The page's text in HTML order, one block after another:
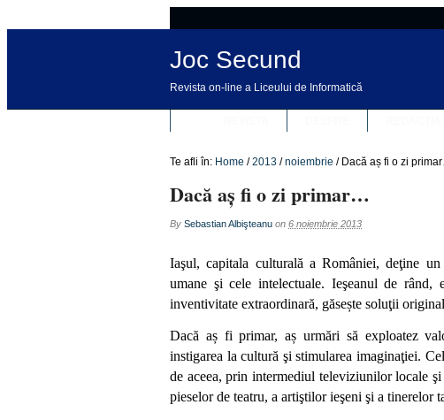
Joc Secund
Revista on-line a Liceului de Informatică
Te afli în: Home / 2013 / noiembrie / Dacă aș fi o zi
Dacă aș fi o zi primar…
By Sebastian Albişteanu on 6 noiembrie 2013
Iaşul, capitala culturală a României, deţine
umane şi cele intelectuale. Ieşeanul de rând,
inventivitate extraordinară, găsește soluţii
Dacă aș fi primar, aș urmări să exploatez
instigarea la cultură şi stimularea imaginaţiei.
de aceea, prin intermediul televiziunilor locale
pieselor de teatru, a artiştilor ieşeni şi a tinerelor